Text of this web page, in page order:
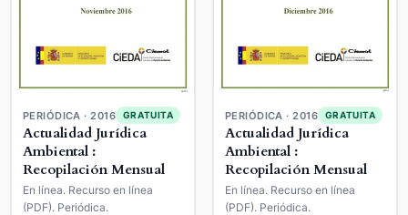
PERIÓDICA · 2016 GRATUITA
Actualidad Jurídica
Ambiental :
Recopilación Mensual
En línea. Recurso en línea
(PDF). Periódica.
PERIÓDICA · 2016 GRATUITA
Actualidad Jurídica
Ambiental :
Recopilación Mensual
En línea. Recurso en línea
(PDF). Periódica.